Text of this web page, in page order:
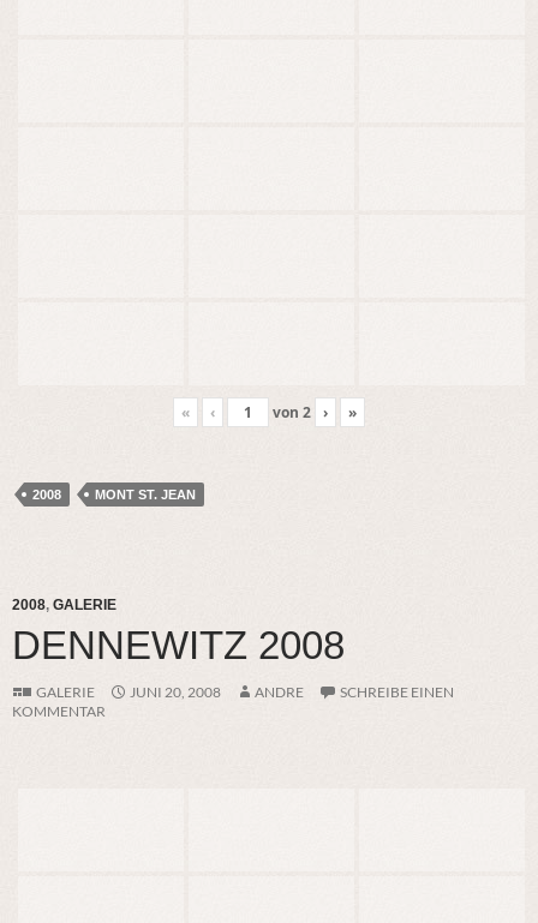
« ‹ von 2 › »
2008 MONT ST. JEAN
2008, GALERIE
DENNEWITZ 2008
GALERIE JUNI 20, 2008 ANDRE
SCHREIBE EINEN
KOMMENTAR